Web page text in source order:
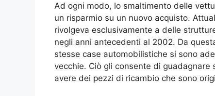
Ad ogni modo, lo smaltimento delle
un risparmio su un nuovo acquisto.
rivolgeva esclusivamente a delle
negli anni antecedenti al 2002. Da
stesse case automobilistiche si sono
vecchie. Ciò gli consente di guadagnare
avere dei pezzi di ricambio che sono